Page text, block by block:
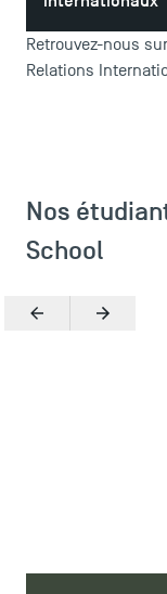
Presse
FAQ
Retrouvez-nous
Relations
Nos
School
PrécédentSuivant